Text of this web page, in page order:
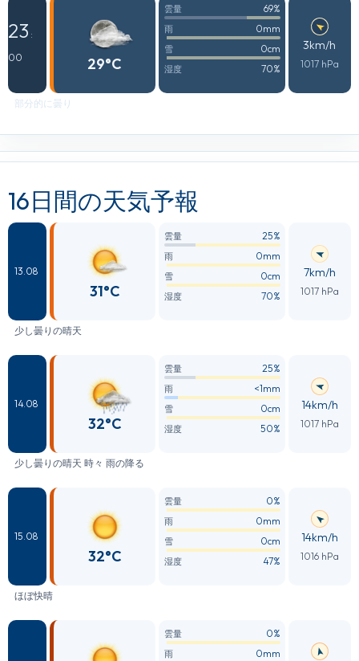
23 :
00
29°C
雲量 69%
雨 0mm
雪 0cm
湿度 70%
3km/h
1017 hPa
部分的に曇り
16日間の天気予報
13.08
31°C
雲量 25%
雨 0mm
雪 0cm
湿度 70%
7km/h
1017 hPa
少し曇りの晴天
14.08
32°C
雲量 25%
雨 <1mm
雪 0cm
湿度 50%
14km/h
1017 hPa
少し曇りの晴天 時々 雨の降る
15.08
32°C
雲量 0%
雨 0mm
雪 0cm
湿度 47%
14km/h
1016 hPa
ほぼ快晴
雲量 0%
雨 0mm